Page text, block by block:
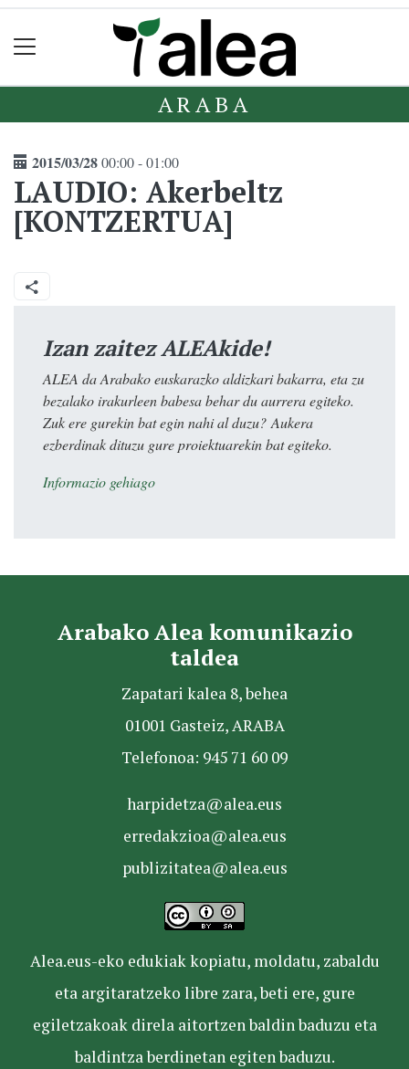
ARABA
2015/03/2800:00 - 01:00
LAUDIO: Akerbeltz
[KONTZERTUA]
Izan zaitez ALEAkide!
ALEA da Arabako euskarazko aldizkari bakarra, eta zu
bezalako irakurleen babesa behar du aurrera egiteko.
Zuk ere gurekin bat egin nahi al duzu? Aukera
ezberdinak dituzu gure proiektuarekin bat egiteko.
Informazio gehiago
Arabako Alea komunikazio
taldea
Zapatari kalea 8, behea
01001 Gasteiz, ARABA
Telefonoa: 945 71 60 09
harpidetza@alea.eus
erredakzioa@alea.eus
publizitatea@alea.eus
Alea.eus-eko edukiak kopiatu, moldatu, zabaldu
eta argitaratzeko libre zara, beti ere, gure
egiletzakoak direla aitortzen baldin baduzu eta
baldintza berdinetan egiten baduzu.